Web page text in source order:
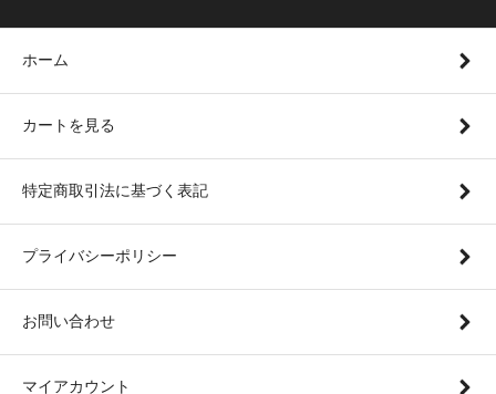
ホーム
カートを見る
特定商取引法に基づく表記
プライバシーポリシー
お問い合わせ
マイアカウント